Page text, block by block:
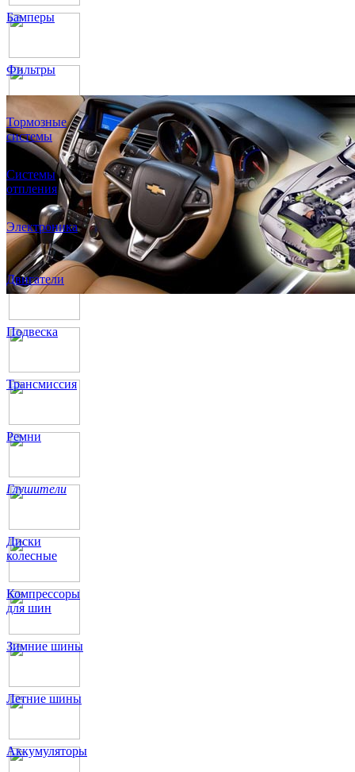
Бамперы
Фильтры
Тормозные
системы
Системы
отпления
Электроника
Двигатели
Подвеска
Трансмиссия
Ремни
Глушители
Диски
колесные
Компрессоры
для шин
Зимние шины
Летние шины
Аккумуляторы